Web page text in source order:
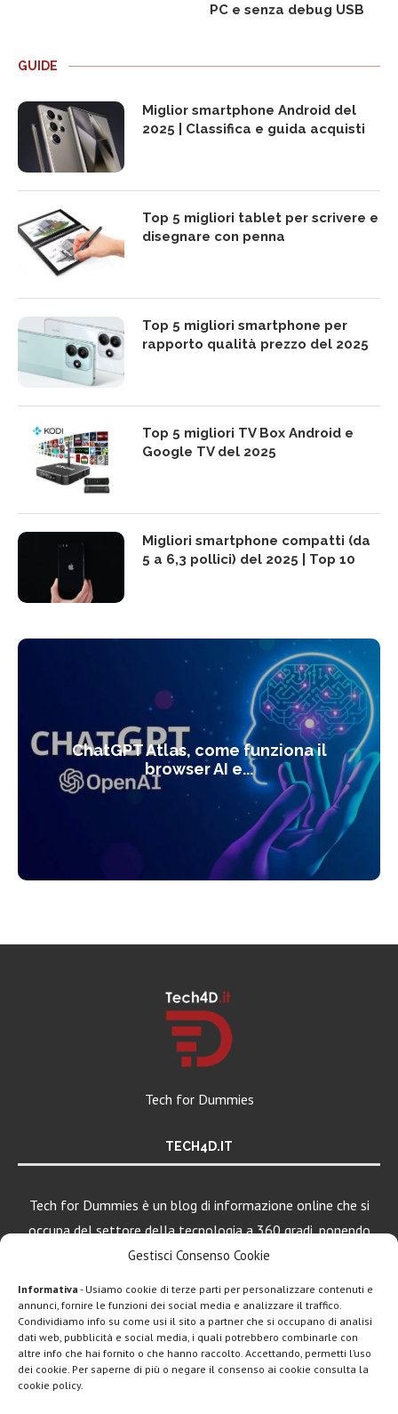
Gestisci Consenso Cookie
Informativa - Usiamo cookie di terze parti per personalizzare contenuti e
annunci, fornire le funzioni dei social media e analizzare il traffico.
Condividiamo info su come usi il sito a partner che si occupano di analisi
dati web, pubblicità e social media, i quali potrebbero combinarle con
altre info che hai fornito o che hanno raccolto. Accettando, permetti l’uso
dei cookie. Per saperne di più o negare il consenso ai cookie consulta la
cookie policy.
PC e senza debug USB
GUIDE
Miglior smartphone Android del
2025 | Classifica e guida acquisti
Top 5 migliori tablet per scrivere e
disegnare con penna
Top 5 migliori smartphone per
rapporto qualità prezzo del 2025
Top 5 migliori TV Box Android e
Google TV del 2025
Migliori smartphone compatti (da
5 a 6,3 pollici) del 2025 | Top 10
ChatGPT Atlas, come funziona il
browser AI e...
Tech for Dummies
TECH4D.IT
Tech for Dummies è un blog di informazione online che si
occupa del settore della tecnologia a 360 gradi, ponendo
una particolare attenzione al mondo Android, Apple e
LEGGI ANCHE
Apple lancia